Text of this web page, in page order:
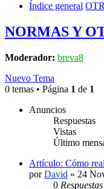
Índice general
NORMAS Y
Moderador: breva8
Nuevo Tema
0 temas • Página 1 de 1
Anuncios
Respuestas
Vistas
Último
Artículo: Cómo
porDavid » 24
0 Respuestas